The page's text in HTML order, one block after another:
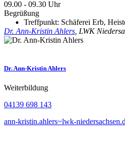
09.00 - 09.30 Uhr
Begrüßung
Treffpunkt: Schäferei Erb,
Dr. Ann-Kristin Ahlers , LWK
Dr. Ann-Kristin Ahlers
Weiterbildung
04139 698 143
ann-kristin.ahlers~lwk-